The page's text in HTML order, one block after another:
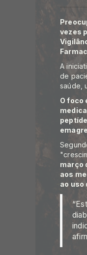
vezes
A
de
saúde,
O foco
março
aos
ao uso